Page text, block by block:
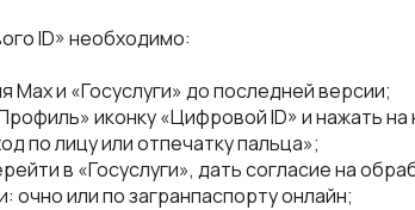
ID» необходимо:
Мax и «Госуслуги» до последней версии;
иконку «Цифровой ID» и нажать на
по лицу или отпечатку пальца»;
в «Госуслуги», дать согласие на
очно или по загранпаспорту онлайн;